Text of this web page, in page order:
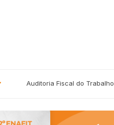
Auditoria Fiscal do Trabalho